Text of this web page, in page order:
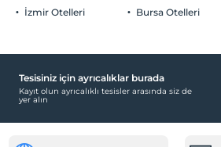
Havuz
İzmir Otelleri Bursa Otelleri
Tesisiniz için ayrıcalıklar burada
Kayıt olun ayrıcalıklı tesisler arasında siz de
yer alın